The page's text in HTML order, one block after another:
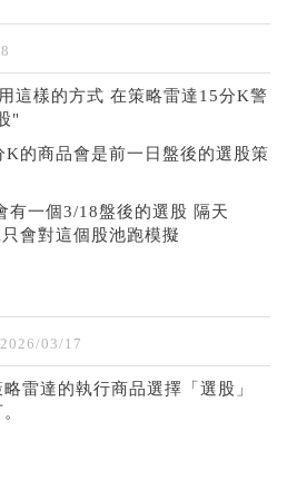
這樣的方式 在策略雷達15分K警
"
的商品會是前一日盤後的選股策
有一個3/18盤後的選股 隔天
會對這個股池跑模擬
2026/03/17
雷達的執行商品選擇「選股」